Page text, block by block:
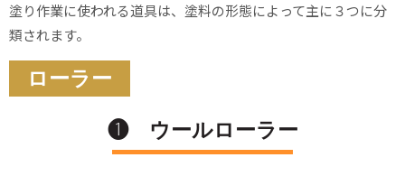
塗り作業に使われる道具は、塗料の形態によって主に３つに分
類されます。
ローラー
❶ ウールローラー